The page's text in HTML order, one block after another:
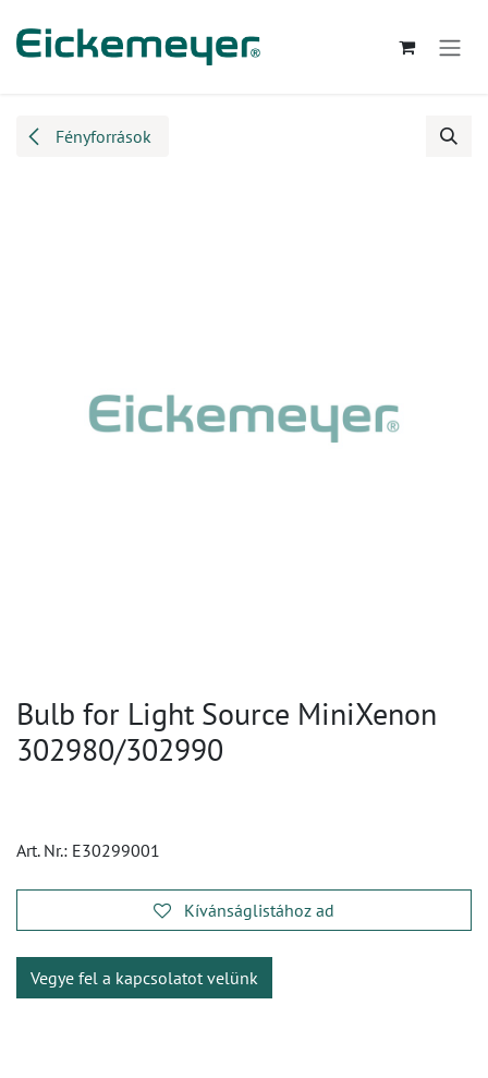
Fényforrások
Bulb for Light Source MiniXenon
302980/302990
Art. Nr.: E30299001
Kívánságlistához ad
Vegye fel a kapcsolatot velünk